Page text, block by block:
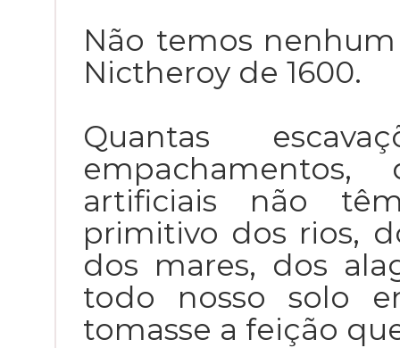
Não temos
Nictheroy de 1600.
Quantas
artificiais não
primitivo dos rios,
dos mares, dos
todo nosso solo
tomasse a feição